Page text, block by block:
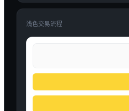
浅色交易流程